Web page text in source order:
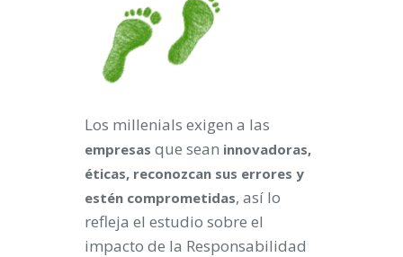
Los millenials exigen a las
empresas que sean innovadoras,
éticas, reconozcan sus errores y
estén comprometidas, así lo
refleja el estudio sobre el
impacto de la Responsabilidad